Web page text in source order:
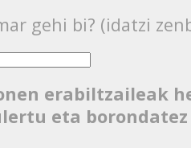
gehi bi? (idatzi
erabiltzaileak
eta